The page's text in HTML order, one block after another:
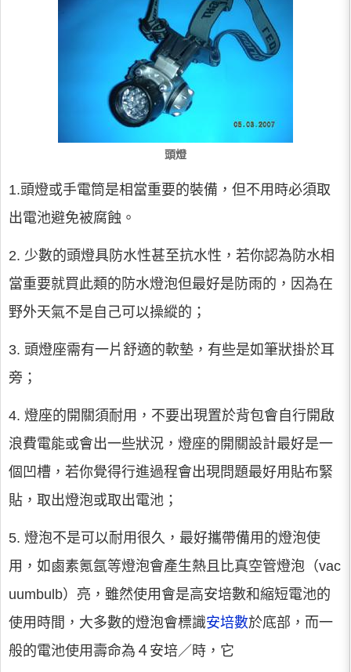
頭燈
1.頭燈或手電筒是相當重要的裝備，但不用時必須取
出電池避免被腐蝕。
2. 少數的頭燈具防水性甚至抗水性，若你認為防水相
當重要就買此類的防水燈泡但最好是防雨的，因為在
野外天氣不是自己可以操縱的；
3. 頭燈座需有一片舒適的軟墊，有些是如筆狀掛於耳
旁；
4. 燈座的開關須耐用，不要出現置於背包會自行開啟
浪費電能或會出一些狀況，燈座的開關設計最好是一
個凹槽，若你覺得行進過程會出現問題最好用貼布緊
貼，取出燈泡或取出電池；
5. 燈泡不是可以耐用很久，最好攜帶備用的燈泡使
用，如鹵素氪氬等燈泡會產生熱且比真空管燈泡（vac
uumbulb）亮，雖然使用會是高安培數和縮短電池的
使用時間，大多數的燈泡會標識安培數於底部，而一
般的電池使用壽命為４安培／時，它